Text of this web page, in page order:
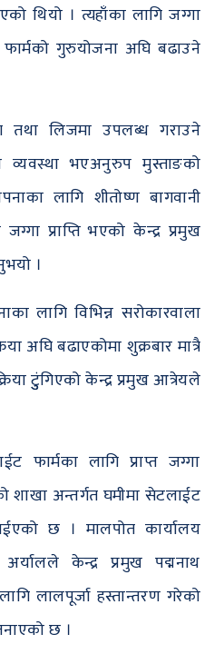
थियो । त्यहाँका लागि जग्गा
गुरुयोजना अघि बढाउने
तथा लिजमा उपलब्ध गराउने
व्यवस्था भएअनुरुप मुस्ताङको
लागि शीतोष्ण बागवानी
प्राप्ति भएको केन्द्र प्रमुख
।
लागि विभिन्न सरोकारवाला
अघि बढाएकोमा शुक्रबार मात्रै
टुुंगिएको केन्द्र प्रमुख आत्रेयले
फार्मका लागि प्राप्त जग्गा
शाखा अन्तर्गत घमीमा सेटलाईट
छ । मालपोत कार्यालय
केन्द्र प्रमुख पद्मनाथ
लालपूर्जा हस्तान्तरण गरेको
छ ।